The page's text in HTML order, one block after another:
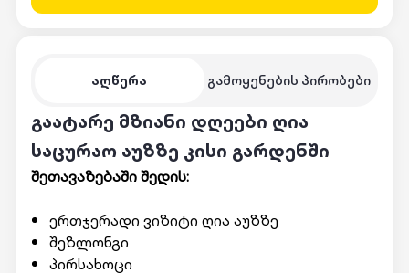
აღწერა გამოყენების პირობები
გაატარე მზიანი დღეები ღია
საცურაო აუზზე კისი გარდენში
შეთავაზებაში შედის:
ერთჯერადი ვიზიტი ღია აუზზე
შეზლონგი
პირსახოცი